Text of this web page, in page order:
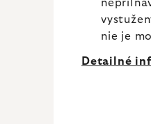
nie je
Detailné